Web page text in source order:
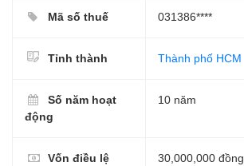
Mã số thuế 031386****
Tỉnh thành Thành phố HCM
Số năm hoạt
động
10 năm
Vốn điều lệ 30,000,000 đồng